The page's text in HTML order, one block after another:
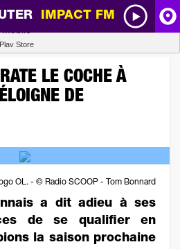
IMPACT FM
LE COCHE À
DE
OL. - © Radio SCOOP - Tom Bonnard
a dit adieu à ses
de se qualifier en
la saison prochaine
Store
Télécharger